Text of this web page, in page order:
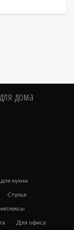
дома
кухни
Стулья
Для офиса